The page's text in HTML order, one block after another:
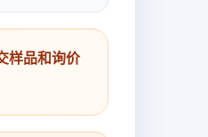
样品和询价